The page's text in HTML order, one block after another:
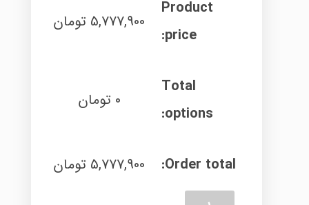
Product
price:
5,777,900 تومان
Total
options:
0 تومان
Order total:
5,777,900 تومان